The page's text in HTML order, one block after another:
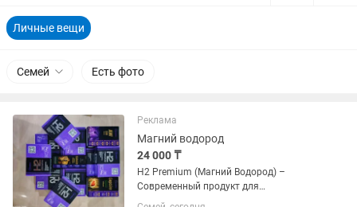
Личные вещи
Семей Есть фото
Реклама
Магний водород
24 000 ₸
Н2 Premium (Магний Водород) –
Современный продукт для
поддержания всех функций организма.